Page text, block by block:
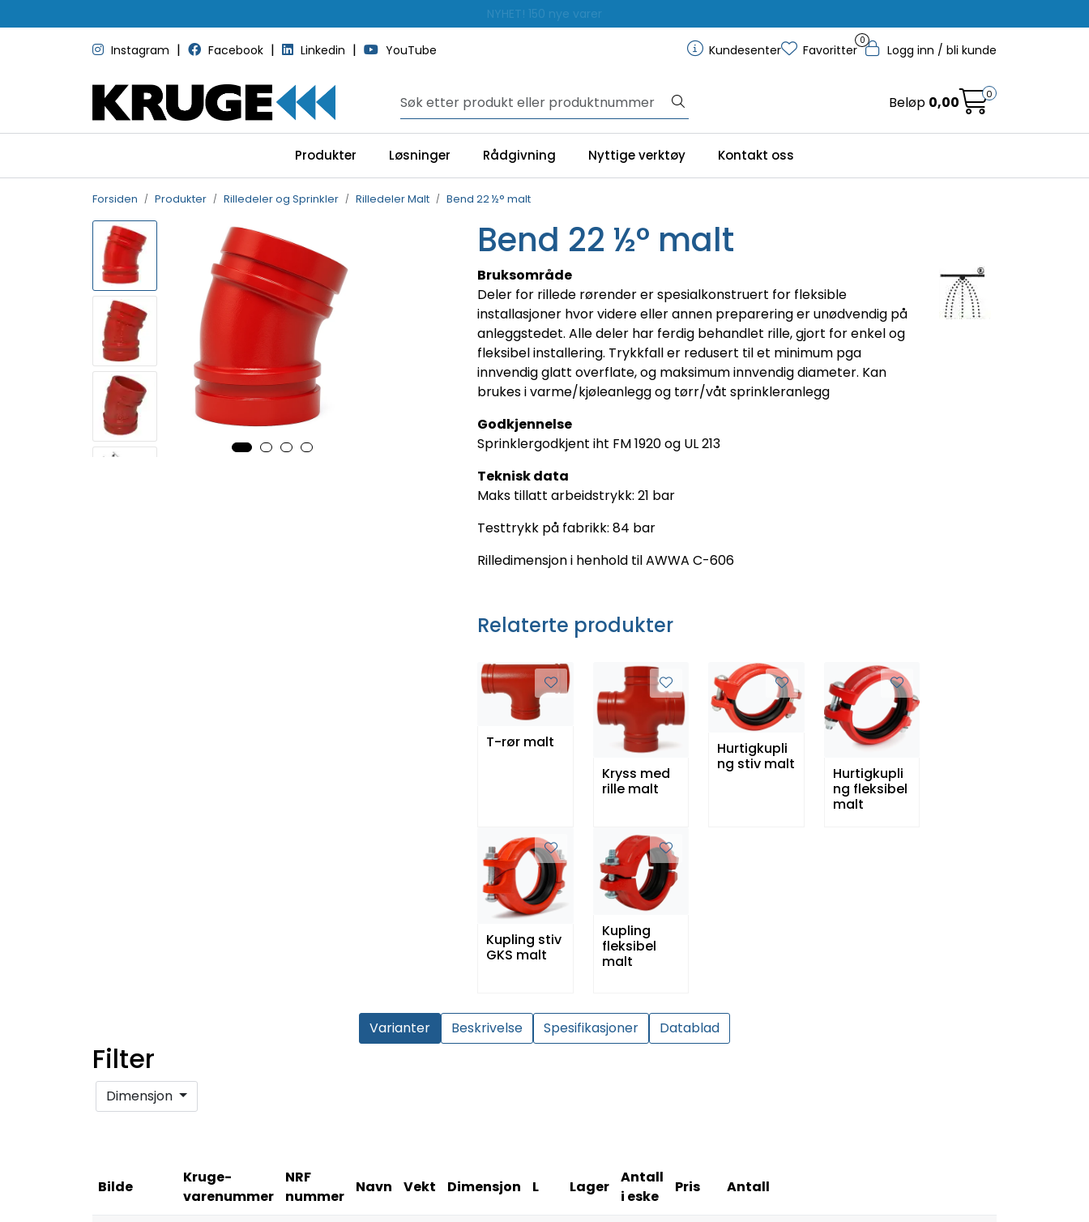
NYHET! 150 nye varer
Instagram | Facebook | Linkedin | YouTube Kundesenter
0
Favoritter Logg inn / bli kunde
Beløp 0,00 0
Produkter Løsninger Rådgivning Nyttige verktøy Kontakt oss
Forsiden Produkter Rilledeler og Sprinkler Rilledeler Malt Bend 22 ½° malt
Bend 22 ½° malt
Relaterte produkter
T-rør malt
Kryss med
rille malt
Hurtigkupli
ng stiv malt
Hurtigkupli
ng fleksibel
malt
Kupling stiv
GKS malt
Kupling
fleksibel
malt
Bruksområde
Deler for rillede rørender er spesialkonstruert for fleksible
installasjoner hvor videre eller annen preparering er unødvendig på
anleggstedet. Alle deler har ferdig behandlet rille, gjort for enkel og
fleksibel installering. Trykkfall er redusert til et minimum pga
innvendig glatt overflate, og maksimum innvendig diameter. Kan
brukes i varme/kjøleanlegg og tørr/våt sprinkleranlegg
Godkjennelse
Sprinklergodkjent iht FM 1920 og UL 213
Teknisk data
Maks tillatt arbeidstrykk: 21 bar
Testtrykk på fabrikk: 84 bar
Rilledimensjon i henhold til AWWA C-606
Varianter Beskrivelse Spesifikasjoner Datablad
Filter
Dimensjon
Bilde
Kruge-
varenummer
NRF
nummer
Navn Vekt Dimensjon L Lager
Antall
i eske
Pris Antall